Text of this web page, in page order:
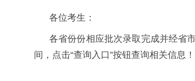
各位考生：
各省份份相应批次录取完成并经省
间，点击“查询入口”按钮查询相关信息！